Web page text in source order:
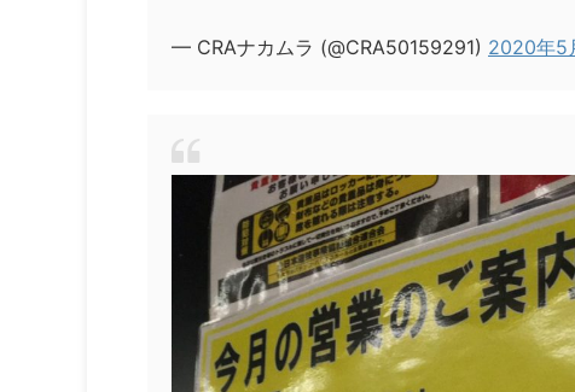
— CRAナカムラ (@CRA50159291) 2020年5